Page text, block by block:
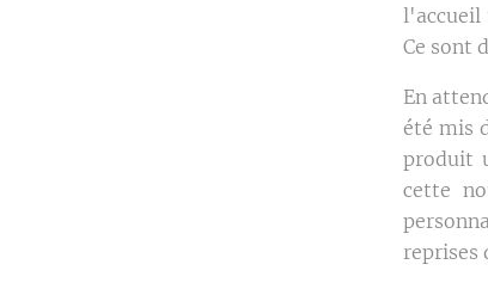
l'accueil
Ce sont
En
été mis
produit
cette
reprises